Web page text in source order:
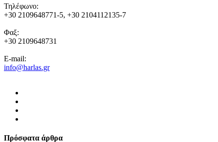
Τηλέφωνο:
+30 2109648771-5, +30 2104112135-7
Φαξ:
+30 2109648731
E-mail:
info@harlas.gr
Πρόσφατα άρθρα